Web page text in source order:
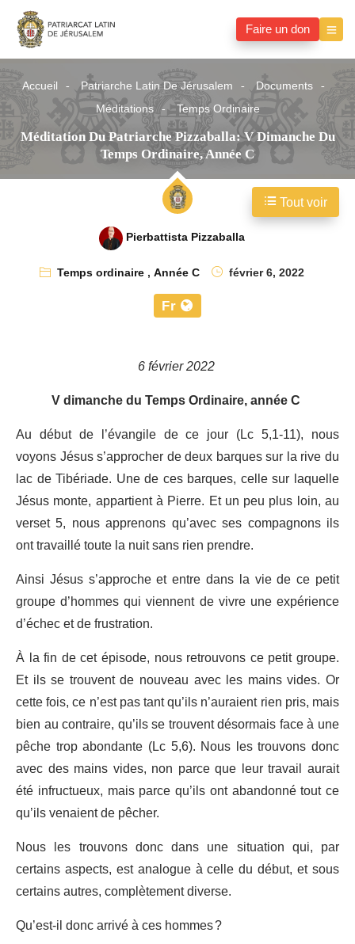
Faire un don
Accueil Patriarche Latin De Jérusalem
Documents
Méditations
Temps Ordinaire
Méditation Du Patriarche Pizzaballa: V Dimanche Du
Temps Ordinaire, Année C
Pierbattista Pizzaballa
Temps ordinaire,Année C février 6, 2022
Fr
6 février 2022
V dimanche du Temps Ordinaire, année C
Au début de l’évangile de ce jour (Lc 5,1-11), nous
voyons Jésus s’approcher de deux barques sur la rive du
lac de Tibériade. Une de ces barques, celle sur laquelle
Jésus monte, appartient à Pierre. Et un peu plus loin, au
verset 5, nous apprenons qu’avec ses compagnons ils
ont travaillé toute la nuit sans rien prendre.
Ainsi Jésus s’approche et entre dans la vie de ce petit
groupe d’hommes qui viennent de vivre une expérience
d’échec et de frustration.
À la fin de cet épisode, nous retrouvons ce petit groupe.
Et ils se trouvent de nouveau avec les mains vides. Or
cette fois, ce n’est pas tant qu’ils n’auraient rien pris, mais
bien au contraire, qu’ils se trouvent désormais face à une
pêche trop abondante (Lc 5,6). Nous les trouvons donc
avec des mains vides, non parce que leur travail aurait
été infructueux, mais parce qu’ils ont abandonné tout ce
qu’ils venaient de pêcher.
Nous les trouvons donc dans une situation qui, par
certains aspects, est analogue à celle du début, et sous
certains autres, complètement diverse.
Qu’est-il donc arrivé à ces hommes ?
Tout voir